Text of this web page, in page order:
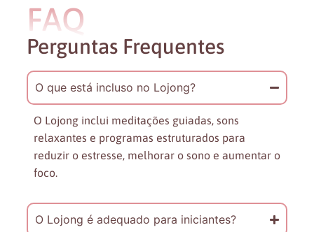
FAQ
Perguntas Frequentes
O que está incluso no Lojong?
O Lojong inclui meditações guiadas, sons
relaxantes e programas estruturados para
reduzir o estresse, melhorar o sono e aumentar o
foco.
O Lojong é adequado para iniciantes?